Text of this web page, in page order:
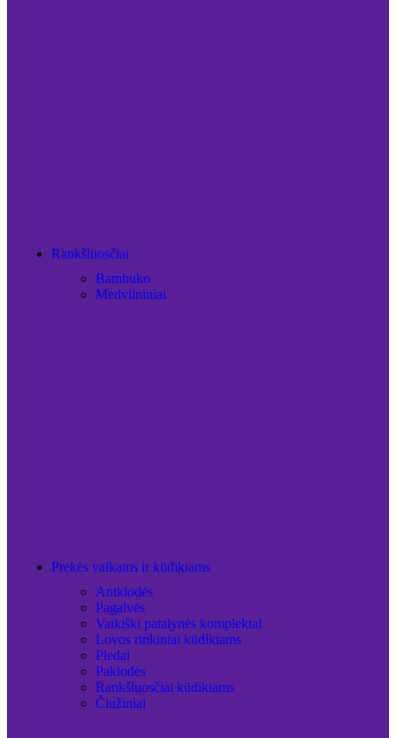
Rankšluosčiai
Bambuko
Medvilniniai
Prekės vaikams ir kūdikiams
Antklodės
Pagalvės
Vaikiški patalynės komplektai
Lovos rinkiniai kūdikiams
Pledai
Paklodės
Rankšluosčiai kūdikiams
Čiužiniai